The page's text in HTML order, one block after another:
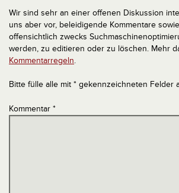
Wir sind sehr an einer offenen Diskussion
uns aber vor, beleidigende Kommentare
offensichtlich zwecks
werden, zu editieren oder zu löschen. Mehr
Kommentarregeln.
Bitte fülle alle mit * gekennzeichneten Felder
Kommentar *